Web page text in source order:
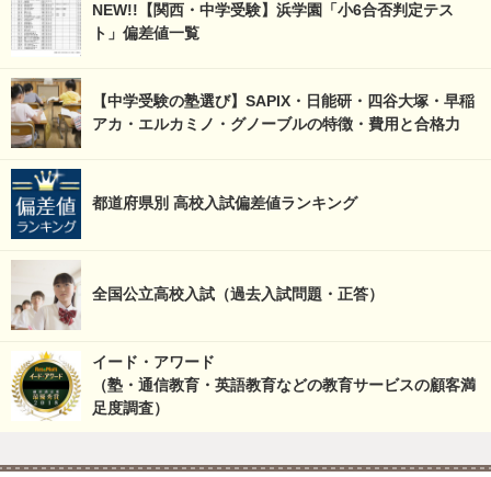
NEW!!【関西・中学受験】浜学園「小6合否判定テス
ト」偏差値一覧
【中学受験の塾選び】SAPIX・日能研・四谷大塚・早稲
アカ・エルカミノ・グノーブルの特徴・費用と合格力
都道府県別 高校入試偏差値ランキング
全国公立高校入試（過去入試問題・正答）
イード・アワード
（塾・通信教育・英語教育などの教育サービスの顧客満
足度調査）